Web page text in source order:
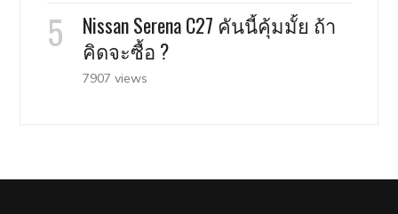
Nissan Serena C27 คันนี้คุ้มมั้ย ถ้า
คิดจะซื้อ ?
7907 views